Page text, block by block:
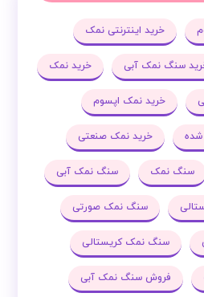
خرید اینترنتی نمک
سنگ نمک آبی خرید نمک
خرید نمک اپسوم
خرید نمک صنعتی
سنگ نمک سنگ نمک آبی
سنگ نمک صورتی
سنگ نمک کریستالی
فروش سنگ نمک آبی